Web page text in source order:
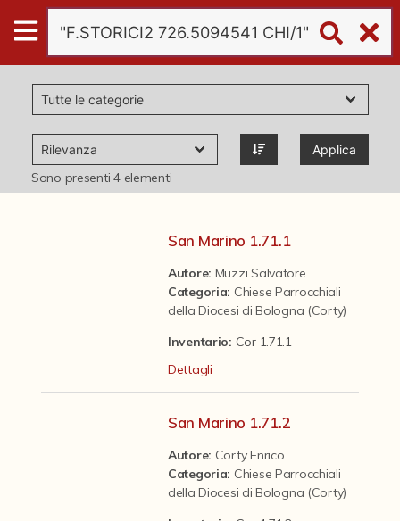
Digital
Humanities
Donazioni
Pubblicazioni
Il progetto Digital Humanities
Applica
Sono presenti4elementi
San Marino 1.71.1
Autore: Muzzi Salvatore
Categoria: Chiese Parrocchiali
della Diocesi di Bologna (Corty)
Inventario: Cor 1.71.1
Dettagli
San Marino 1.71.2
Autore: Corty Enrico
Categoria: Chiese Parrocchiali
della Diocesi di Bologna (Corty)